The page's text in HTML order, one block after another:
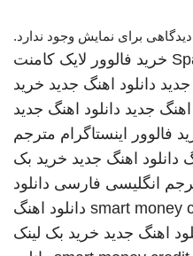
دیدگاهی برای نمایش وجود ندارد.
خرید فالوور لایک کامنت
جدید دانلود اهنگ جدید خرید
اهنگ جدید دانلود اهنگ جدید
فالوور اینستاگرام مترجم
دانلود اهنگ جدید خرید بک
انگلیسی فارسی دانلود
smart money دانلود اهنگ
اهنگ جدید خرید بک لینک